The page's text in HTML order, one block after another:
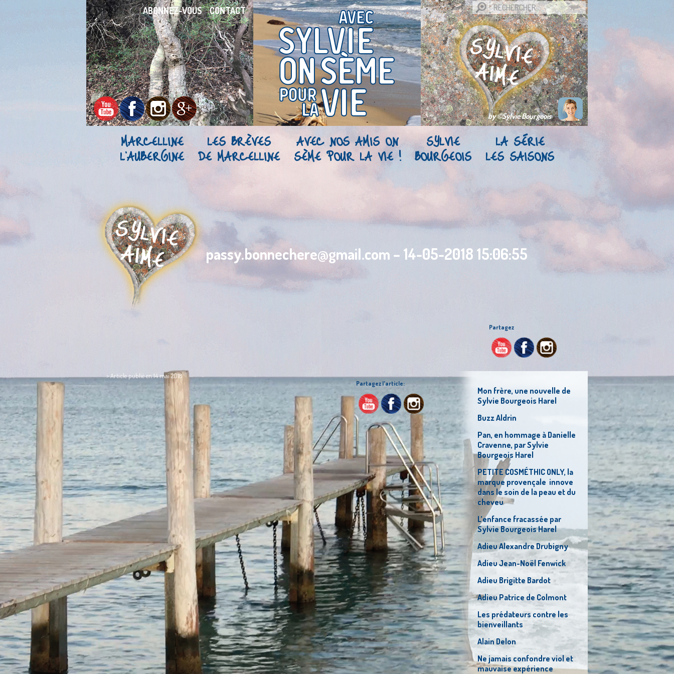
ABONNEZ-VOUS CONTACT
by ©Sylvie Bourgeois
MARCELLINE
L’AUBERGINE
LES BRÈVES
DE MARCELLINE
AVEC NOS AMIS ON
SÈME POUR LA VIE !
SYLVIE
BOURGEOIS
LA SÉRIE
LES SAISONS
passy.bonnechere@gmail.com – 14-05-2018 15:06:55
Partagez
> Article publié en 14 mai 2018
Partagez l'article:
Mon frère, une nouvelle de
Sylvie Bourgeois Harel
Buzz Aldrin
Pan, en hommage à Danielle
Cravenne, par Sylvie
Bourgeois Harel
PETITE COSMÉTHIC ONLY, la
marque provençale innove
dans le soin de la peau et du
cheveu
L’enfance fracassée par
Sylvie Bourgeois Harel
Adieu Alexandre Drubigny
Adieu Jean-Noël Fenwick
Adieu Brigitte Bardot
Adieu Patrice de Colmont
Les prédateurs contre les
bienveillants
Alain Delon
Ne jamais confondre viol et
mauvaise expérience